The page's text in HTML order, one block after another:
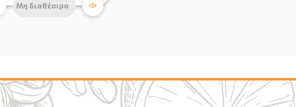
Μη διαθέσιμο